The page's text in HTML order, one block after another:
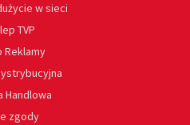
w sieci
TVP
Reklamy
Handlowa
zgody